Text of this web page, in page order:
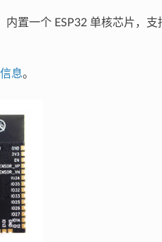
内置一个 ESP32 单核芯片，支
息。